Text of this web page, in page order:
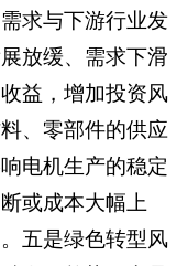
求与下游行业发
放缓、需求下滑
益，增加投资风
、零部件的供应
电机生产的稳定
或成本大幅上
五是绿色转型风